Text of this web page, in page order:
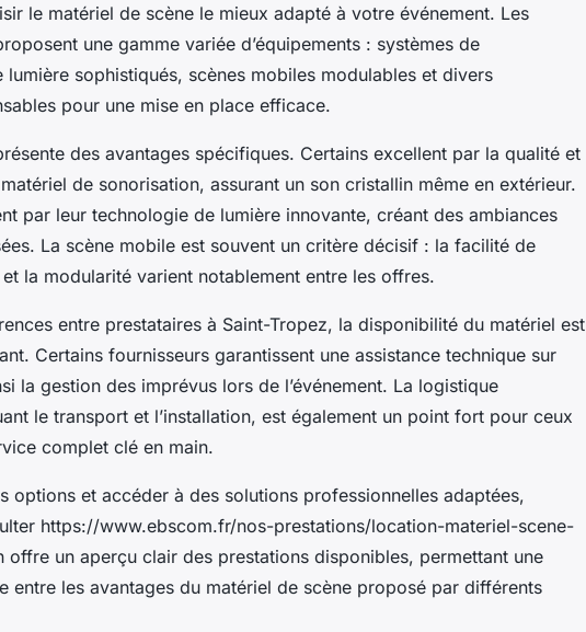
le matériel de scène le mieux adapté à votre événement. Les
une gamme variée d’équipements : systèmes de
lumière sophistiqués, scènes mobiles modulables et divers
pour une mise en place efficace.
des avantages spécifiques. Certains excellent par la qualité et
de sonorisation, assurant un son cristallin même en extérieur.
par leur technologie de lumière innovante, créant des ambiances
La scène mobile est souvent un critère décisif : la facilité de
la modularité varient notablement entre les offres.
entre prestataires à Saint-Tropez, la disponibilité du matériel est
Certains fournisseurs garantissent une assistance technique sur
la gestion des imprévus lors de l’événement. La logistique
le transport et l’installation, est également un point fort pour ceux
complet clé en main.
options et accéder à des solutions professionnelles adaptées,
https://www.ebscom.fr/nos-prestations/location-materiel-scene-
offre un aperçu clair des prestations disponibles, permettant une
entre les avantages du matériel de scène proposé par différents